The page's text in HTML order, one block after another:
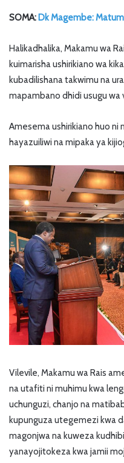
SOMA: Dk Magembe:
Halikadhalika, Makamu wa
kuimarisha ushirikiano wa
kubadilishana takwimu na
mapambano dhidi usugu wa
Amesema ushirikiano huo ni
hayazuiliwi na mipaka ya
Vilevile, Makamu wa Rais
na utafiti ni muhimu kwa
uchunguzi, chanjo na
kupunguza utegemezi kwa
magonjwa na kuweza
yanayojitokeza kwa jamii